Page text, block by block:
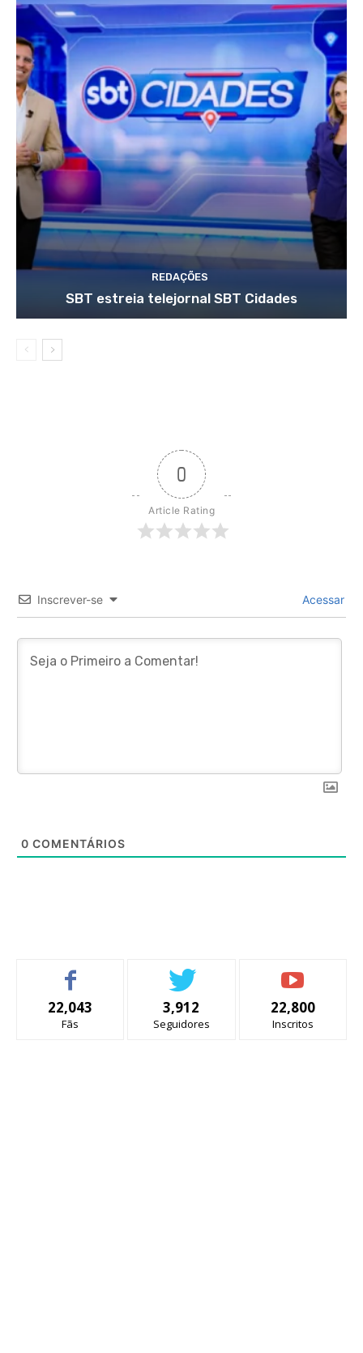
REDAÇÕES
SBT estreia telejornal SBT Cidades
0
Article Rating
Inscrever-se Acessar
0 COMENTÁRIOS
22,043
Fãs
3,912
Seguidores
22,800
Inscritos